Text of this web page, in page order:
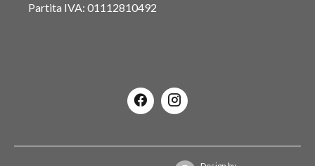
Partita IVA: 01112810492